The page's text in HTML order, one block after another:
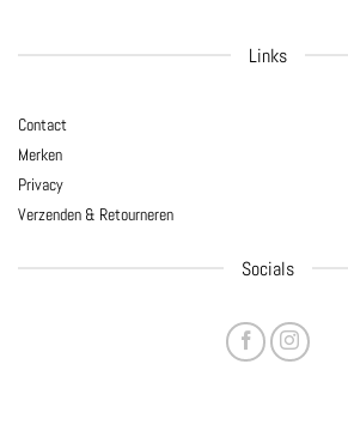
Links
Contact
Merken
Privacy
Verzenden & Retourneren
Socials